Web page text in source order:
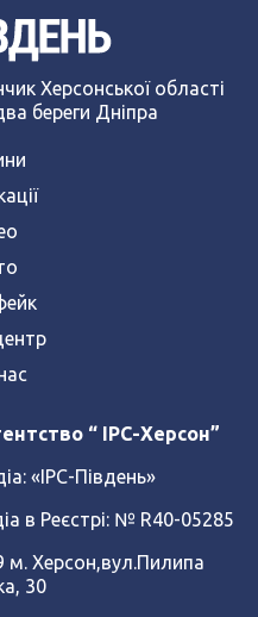
Херсонської області
береги Дніпра
“ IPC-Херсон”
«ІРС-Південь»
в Реєстрі: № R40-05285
Херсон,вул.Пилипа
30